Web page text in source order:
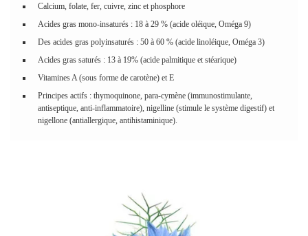
Calcium, folate, fer, cuivre, zinc et phosphore
Acides gras mono-insaturés : 18 à 29 % (acide oléique, Oméga 9)
Des acides gras polyinsaturés : 50 à 60 % (acide linoléique, Oméga 3)
Acides gras saturés : 13 à 19% (acide palmitique et stéarique)
Vitamines A (sous forme de carotène) et E
Principes actifs : thymoquinone, para-cymène (immunostimulante,
antiseptique, anti-inflammatoire), nigelline (stimule le système digestif) et
nigellone (antiallergique, antihistaminique).